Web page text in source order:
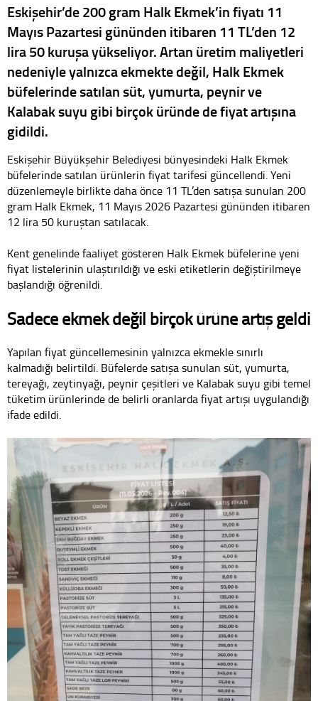
Eskişehir’de 200 gram Halk Ekmek’in fiyatı 11
Mayıs Pazartesi gününden itibaren 11 TL’den 12
lira 50 kuruşa yükseliyor. Artan üretim maliyetleri
nedeniyle yalnızca ekmekte değil, Halk Ekmek
büfelerinde satılan süt, yumurta, peynir ve
Kalabak suyu gibi birçok üründe de fiyat artışına
gidildi.
Eskişehir Büyükşehir Belediyesi bünyesindeki Halk Ekmek
büfelerinde satılan ürünlerin fiyat tarifesi güncellendi. Yeni
düzenlemeyle birlikte daha önce 11 TL’den satışa sunulan 200
gram Halk Ekmek, 11 Mayıs 2026 Pazartesi gününden itibaren
12 lira 50 kuruştan satılacak.
Kent genelinde faaliyet gösteren Halk Ekmek büfelerine yeni
fiyat listelerinin ulaştırıldığı ve eski etiketlerin değiştirilmeye
başlandığı öğrenildi.
Sadece ekmek değil birçok ürüne artış geldi
Yapılan fiyat güncellemesinin yalnızca ekmekle sınırlı
kalmadığı belirtildi. Büfelerde satışa sunulan süt, yumurta,
tereyağı, zeytinyağı, peynir çeşitleri ve Kalabak suyu gibi temel
tüketim ürünlerinde de belirli oranlarda fiyat artışı uygulandığı
ifade edildi.